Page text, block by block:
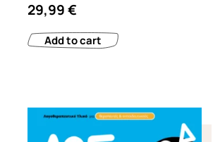
29,99€
Add to cart